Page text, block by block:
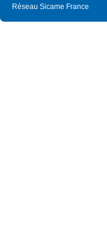
Réseau Sicame France